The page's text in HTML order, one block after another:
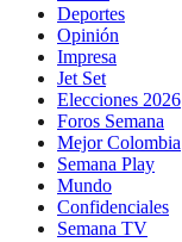
Deportes
Opinión
Impresa
Jet Set
Elecciones 2026
Foros Semana
Mejor Colombia
Semana Play
Mundo
Confidenciales
Semana TV